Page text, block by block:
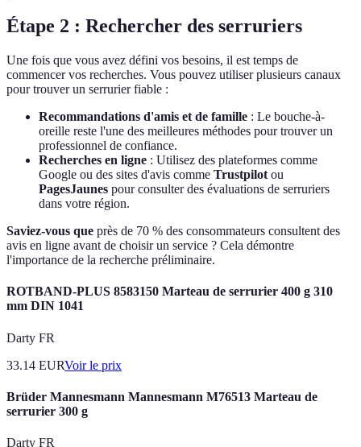
Étape 2 : Rechercher des serruriers
Une fois que vous avez défini vos besoins, il est temps de
commencer vos recherches. Vous pouvez utiliser plusieurs canaux
pour trouver un serrurier fiable :
Recommandations d'amis et de famille : Le bouche-à-
oreille reste l'une des meilleures méthodes pour trouver un
professionnel de confiance.
Recherches en ligne : Utilisez des plateformes comme
Google ou des sites d'avis comme Trustpilot ou
PagesJaunes pour consulter des évaluations de serruriers
dans votre région.
Saviez-vous que près de 70 % des consommateurs consultent des
avis en ligne avant de choisir un service ? Cela démontre
l'importance de la recherche préliminaire.
ROTBAND-PLUS 8583150 Marteau de serrurier 400 g 310
mm DIN 1041
Darty FR
33.14 EURVoir le prix
Brüder Mannesmann Mannesmann M76513 Marteau de
serrurier 300 g
Darty FR